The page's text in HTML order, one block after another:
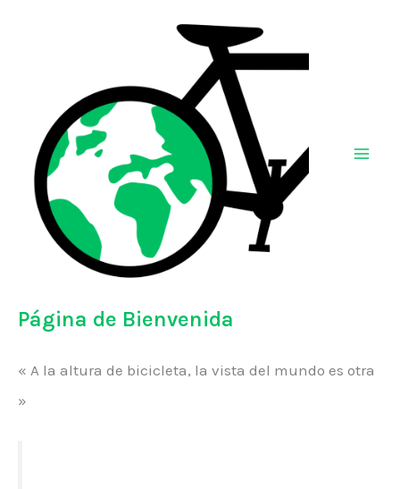
Página de Bienvenida
« A la altura de bicicleta, la vista del mundo es otra
»